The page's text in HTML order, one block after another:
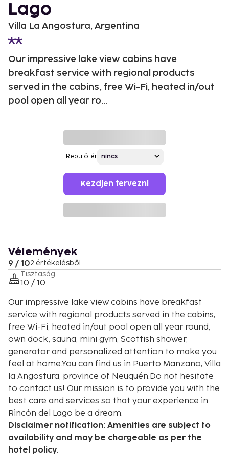
Lago
Villa La Angostura, Argentina
Our impressive lake view cabins have
breakfast service with regional products
served in the cabins, free Wi-Fi, heated in/out
pool open all year ro...
Repülőtér
Kezdjen tervezni
Vélemények
9 / 102 értékelésből
Tisztaság
10 / 10
Our impressive lake view cabins have breakfast
service with regional products served in the cabins,
free Wi-Fi, heated in/out pool open all year round,
own dock, sauna, mini gym, Scottish shower,
generator and personalized attention to make you
feel at home.You can find us in Puerto Manzano, Villa
la Angostura, province of Neuquén.Do not hesitate
to contact us! Our mission is to provide you with the
best care and services so that your experience in
Rincón del Lago be a dream.
Disclaimer notification: Amenities are subject to
availability and may be chargeable as per the
hotel policy.